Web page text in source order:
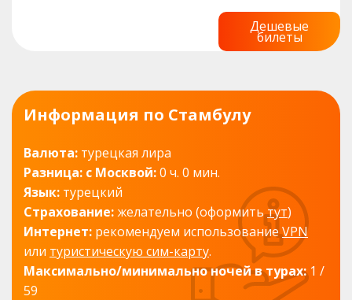
Дешевые
билеты
Информация по Стамбулу
Валюта: турецкая лира
Разница: с Москвой:0 ч. 0 мин.
Язык: турецкий
Страхование:желательно (оформитьтут)
Интернет: рекомендуем использованиеVPN
или туристическую сим-карту.
Максимально/минимально ночей в турах:1 /
59